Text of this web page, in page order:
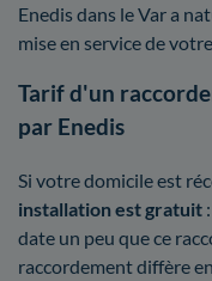
Enedis dans le Var a
mise en service de
Tarif d'un
par Enedis
Si votre domicile est
installation est gratuit
date un peu que ce
raccordement diffère